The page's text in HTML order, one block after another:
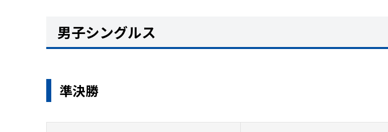
男子シングルス
準決勝